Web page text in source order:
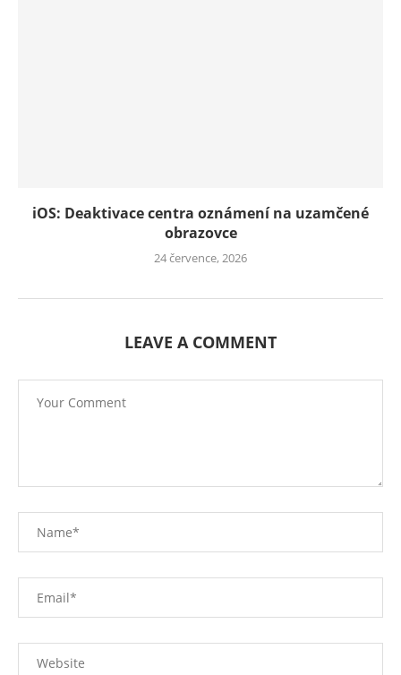
iOS: Deaktivace centra oznámení na uzamčené
obrazovce
24 července, 2026
LEAVE A COMMENT